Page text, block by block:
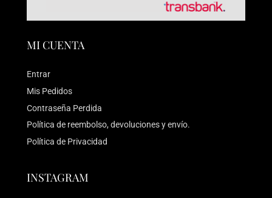
MI CUENTA
Entrar
Mis Pedidos
Contraseña Perdida
Política de reembolso, devoluciones y envío.
Política de Privacidad
INSTAGRAM